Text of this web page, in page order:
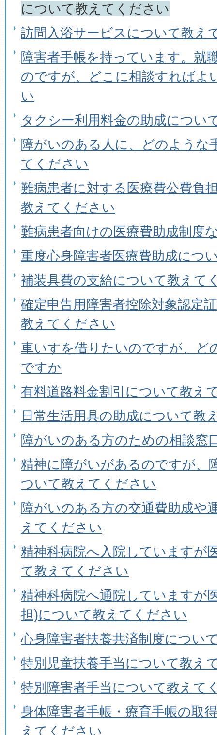
について教えてください
訪問入浴サービスについて教え
障害者手帳を持っています。就
のですが、どこに相談すればよ
い
タクシー利用料金の助成につい
障がいのある人に、どのような
てください
難病患者に対する医療費公費負
教えてください
難病患者向けの医療費助成制度
重度心身障害者医療費助成につ
補装具費の支給について教えて
確定申告用障害者控除対象認定
教えてください
車いすを借りたいのですが、ど
ですか
有料道路料金割引について教え
日常生活用具の助成について教
障がいのある方のための相談窓
精神に障がいがあるのですが、
ついて教えてください
障がいのある方の交通費助成や
えてください
精神科病院へ入院していますが
て教えてください
精神科病院へ通院していますが
担)について教えてください
心身障害者扶養共済制度につい
特別児童扶養手当について教え
特別障害者手当について教えて
身体障害者手帳・療育手帳の取
えてください